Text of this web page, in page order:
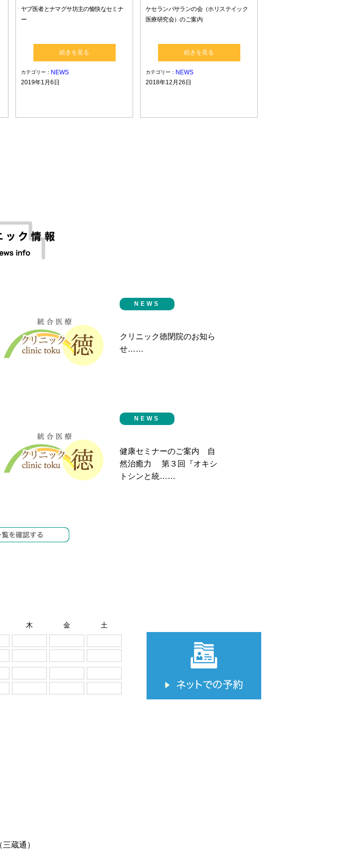
ヤブ医者とナマグサ坊主の愉快なセミナ
ー
続きを見る
カテゴリー： NEWS
2019年1月6日
ケセランパサランの会（ホリステイック
医療研究会）のご案内
続きを見る
カテゴリー： NEWS
2018年12月26日
NEWS
クリニック徳閉院のお知ら
せ……
NEWS
健康セミナーのご案内 自
然治癒力 第３回『オキシ
トシンと統……
木 金 土
蔵通）